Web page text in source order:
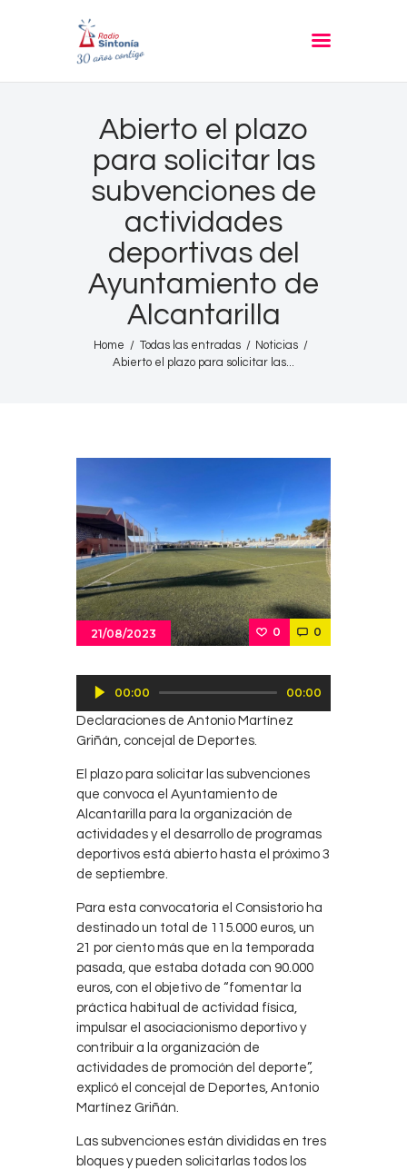
Abierto el plazo
para solicitar las
subvenciones de
actividades
deportivas del
Ayuntamiento de
Alcantarilla
Home Todas las entradas
Noticias
Abierto el plazo para solicitar las...
RADIO SINTONIA
Inicio
Entrevistas
Podcast
PROGRAMACIÓN
Nuestra Historia
21/08/2023 0 0
Reproductor
audio
00:00 00:00
Declaraciones de Antonio Martínez
Griñán, concejal de Deportes.
El plazo para solicitar las subvenciones
que convoca el Ayuntamiento de
Alcantarilla para la organización de
actividades y el desarrollo de programas
deportivos está abierto hasta el próximo 3
de septiembre.
Para esta convocatoria el Consistorio ha
destinado un total de 115.000 euros, un
21 por ciento más que en la temporada
pasada, que estaba dotada con 90.000
euros, con el objetivo de “fomentar la
práctica habitual de actividad física,
impulsar el asociacionismo deportivo y
contribuir a la organización de
actividades de promoción del deporte”,
explicó el concejal de Deportes, Antonio
Martínez Griñán.
Las subvenciones están divididas en tres
bloques y pueden solicitarlas todos los